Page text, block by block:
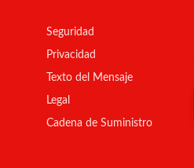
Seguridad
Privacidad
Texto del Mensaje
Legal
Cadena de Suministro